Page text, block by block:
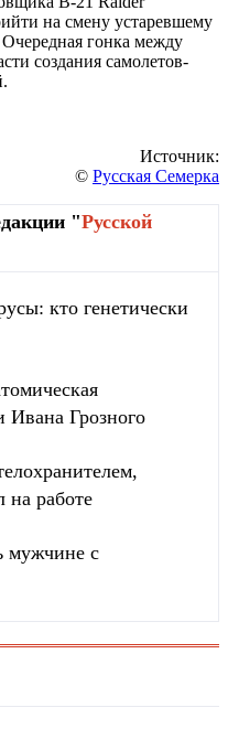
на смену устаревшему
гонка между
создания самолетов-
Источник:
© Русская Семерка
"Русской
кто генетически
Ивана Грозного
на работе
мужчине с